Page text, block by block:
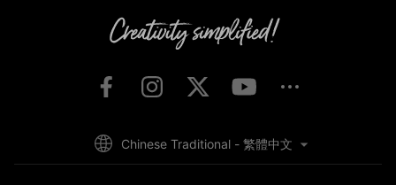
Chinese Traditional - 繁體中文